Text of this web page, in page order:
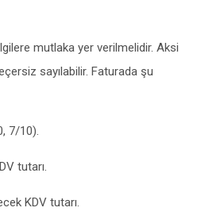
mutlaka yer verilmelidir. Aksi
sayılabilir. Faturada şu
7/10).
tutarı.
KDV tutarı.